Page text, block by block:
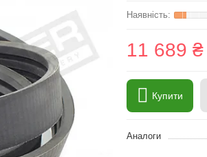
11 689 ₴
Купити
Аналоги